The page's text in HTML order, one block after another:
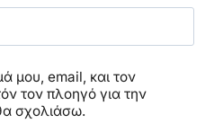
μου, email, και τον
τον πλοηγό για την
σχολιάσω.